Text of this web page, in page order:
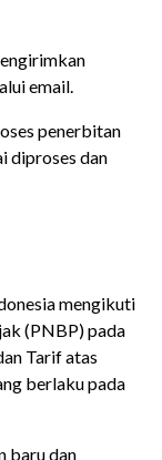
email.
penerbitan
diproses dan
mengikuti
(PNBP) pada
Tarif atas
berlaku pada
baru dan